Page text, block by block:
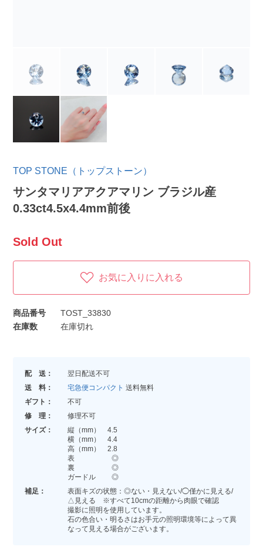
TOP STONE（トップストーン）
サンタマリアアクアマリン ブラジル産
0.33ct4.5x4.4mm前後
Sold Out
お気に入りに入れる
商品番号
TOST_33830
在庫数
在庫切れ
配 送：
翌日配送不可
送 料：
宅急便コンパクト 送料無料
ギフト：
不可
修 理：
修理不可
サイズ：
縦（mm） 4.5
横（mm） 4.4
高（mm） 2.8
表 ◎
裏 ◎
ガードル ◎
補足：
表面キズの状態：◎ない・見えない/◯僅かに見える/
△見える ※すべて10cmの距離から肉眼で確認
撮影に照明を使用しています。
石の色合い・明るさはお手元の照明環境等によって異
なって見える場合がございます。